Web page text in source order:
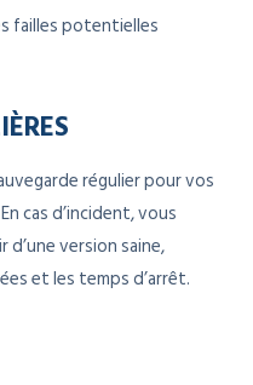
failles potentielles
régulier pour vos
cas d’incident, vous
version saine,
et les temps d’arrêt.